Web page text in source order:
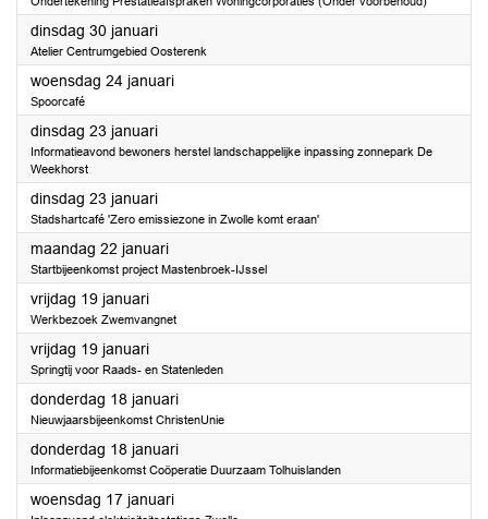
dinsdag 30 januari2024
Atelier Centrumgebied Oosterenk
woensdag 24 januari2024
Spoorcafé
dinsdag 23 januari2024
Informatieavond bewoners herstel landschappelijke inpassing zonnepark De
Weekhorst
dinsdag 23 januari2024
Stadshartcafé 'Zero emissiezone in Zwolle komt eraan'
maandag 22 januari2024
Startbijeenkomst project Mastenbroek-IJssel
vrijdag 19 januari2024
Werkbezoek Zwemvangnet
vrijdag 19 januari2024
Springtij voor Raads- en Statenleden
donderdag 18 januari2024
Nieuwjaarsbijeenkomst ChristenUnie
donderdag 18 januari2024
Informatiebijeenkomst Coöperatie Duurzaam Tolhuislanden
woensdag 17 januari2024